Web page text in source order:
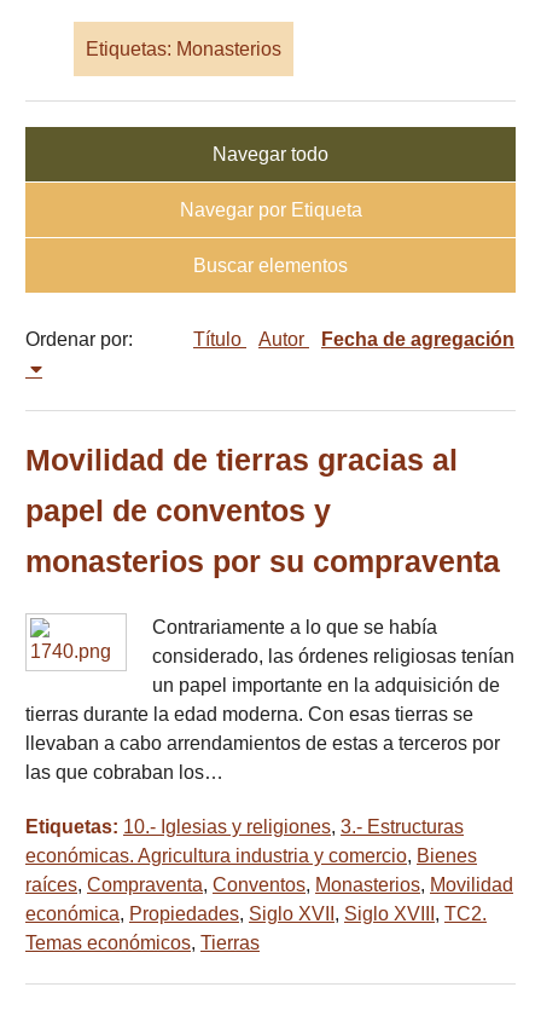
Etiquetas: Monasterios
Navegar todo
Navegar por Etiqueta
Buscar elementos
Ordenar por: Título Autor Fecha de agregación
Movilidad de tierras gracias al
papel de conventos y
monasterios por su compraventa
Contrariamente a lo que se había
considerado, las órdenes religiosas tenían
un papel importante en la adquisición de
tierras durante la edad moderna. Con esas tierras se
llevaban a cabo arrendamientos de estas a terceros por
las que cobraban los…
Etiquetas: 10.- Iglesias y religiones, 3.- Estructuras
económicas. Agricultura industria y comercio, Bienes
raíces, Compraventa, Conventos, Monasterios, Movilidad
económica, Propiedades, Siglo XVII , Siglo XVIII , TC2.
Temas económicos, Tierras